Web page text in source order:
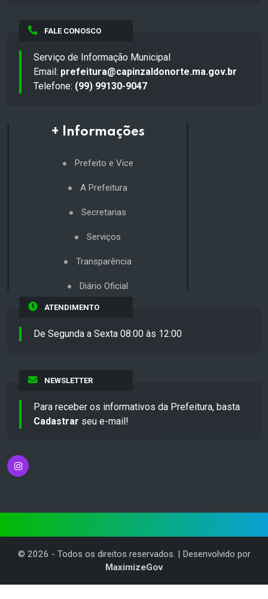
FALE CONOSCO
Serviço de Informação Municipal
Email: prefeitura@capinzaldonorte.ma.gov.br
Telefone: (99) 99130-9047
+ Informações
Prefeito e Vice
A Prefeitura
Secretarias
Serviços
Transparência
Diário Oficial
ATENDIMENTO
De Segunda a Sexta 08:00 às 12:00
NEWSLETTER
Para receber os informativos da Prefeitura, basta
Cadastrar seu e-mail!
© 2026 - Todos os direitos reservados. | Desenvolvido por
MaximizeGov